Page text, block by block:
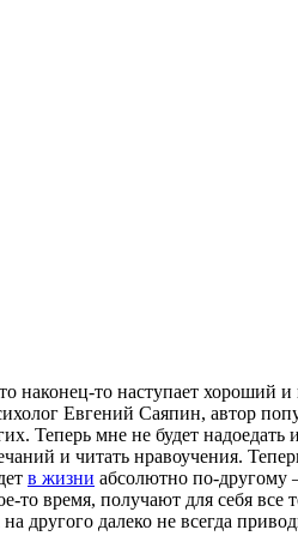
наконец-то наступает хороший и
Евгений Саяпин, автор
. Теперь мне не будет надоедать
и читать нравоучения.
в жизни абсолютно по-другому
то время, получают для себя все
на другого далеко не всегда